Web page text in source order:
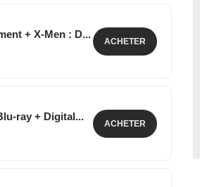
+ X-Men : D...
ACHETER
ray + Digital...
ACHETER